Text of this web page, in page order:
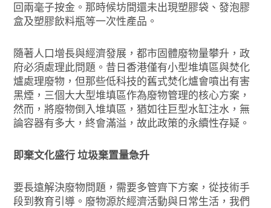
回兩毫子按金。那時候坊間還未出現塑膠袋、發泡膠
盒及塑膠飲料瓶等一次性產品。
隨著人口增長與經濟發展，都市固體廢物量攀升，政
府必須處理此問題。昔日香港僅有小型堆填區與焚化
爐處理廢物，但那些低科技的舊式焚化爐會噴出有害
黑煙，三個大大型堆填區作為廢物管理的核心方案，
然而，將廢物倒入堆填區，猶如往巨型水缸注水，無
論容器有多大，終會滿溢，故此政策的永續性存疑。
即棄文化盛行 垃圾棄置量急升
要長遠解決廢物問題，需要多管齊下方案，從技術手
段到教育引導。廢物源於經濟活動與日常生活，我們